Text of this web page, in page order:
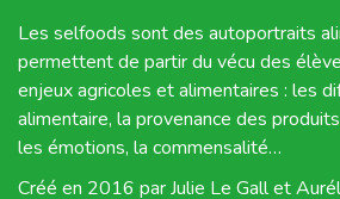
Les selfoods sont des autoportraits
permettent de partir du vécu des
enjeux agricoles et alimentaires : les
alimentaire, la provenance des
les émotions, la commensalité…
Créé en 2016 par Julie Le Gall et